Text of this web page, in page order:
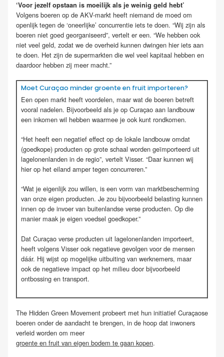
‘Voor jezelf opstaan is moeilijk als je weinig geld hebt’
Volgens boeren op de AKV-markt heeft niemand de moed om
openlijk tegen de ‘oneerlijke’ concurrentie iets te doen. “Wij zijn als
boeren niet goed georganiseerd”, vertelt er een. “We hebben ook
niet veel geld, zodat we de overheid kunnen dwingen hier iets aan
te doen. Het zijn de supermarkten die wel veel kapitaal hebben en
daardoor hebben zij meer macht.”
Moet Curaçao minder groente en fruit importeren?
Een open markt heeft voordelen, maar wat de boeren betreft
vooral nadelen. Bijvoorbeeld als je op Curaçao aan landbouw
een inkomen wil hebben waarmee je ook kunt rondkomen.
“Het heeft een negatief effect op de lokale landbouw omdat
(goedkope) producten op grote schaal worden geïmporteerd uit
lagelonenlanden in de regio”, vertelt Visser. “Daar kunnen wij
hier op het eiland amper tegen concurreren.”
“Wat je eigenlijk zou willen, is een vorm van marktbescherming
van onze eigen producten. Je zou bijvoorbeeld belasting kunnen
innen op de invoer van buitenlandse verse producten. Op die
manier maak je eigen voedsel goedkoper.”
Dat Curaçao verse producten uit lagelonenlanden importeert,
heeft volgens Visser ook negatieve gevolgen voor de mensen
dáár. Hij wijst op mogelijke uitbuiting van werknemers, maar
ook de negatieve impact op het milieu door bijvoorbeeld
ontbossing en transport.
The Hidden Green Movement probeert met hun initiatief Curaçaose
boeren onder de aandacht te brengen, in de hoop dat inwoners
verleid worden om meer
groente en fruit van eigen bodem te gaan kopen.